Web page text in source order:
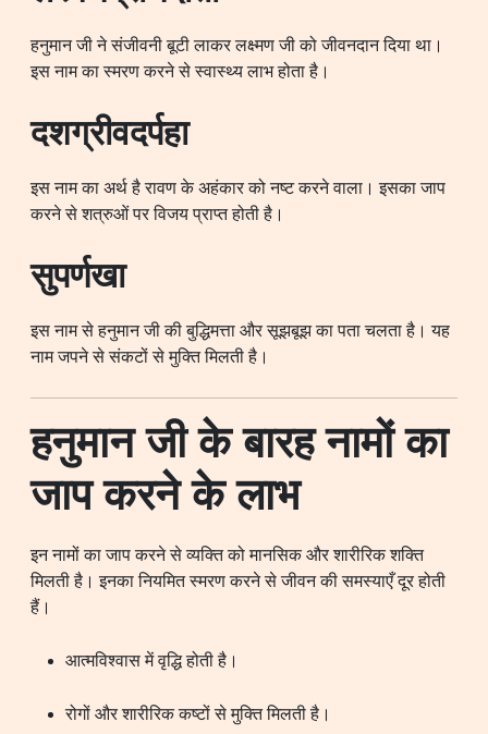
हनुमान जी ने संजीवनी बूटी लाकर लक्ष्मण जी को जीवनदान दिया था।
इस नाम का स्मरण करने से स्वास्थ्य लाभ होता है।
दशग्रीवदर्पहा
इस नाम का अर्थ है रावण के अहंकार को नष्ट करने वाला। इसका जाप
करने से शत्रुओं पर विजय प्राप्त होती है।
सुपर्णखा
इस नाम से हनुमान जी की बुद्धिमत्ता और सूझबूझ का पता चलता है। यह
नाम जपने से संकटों से मुक्ति मिलती है।
हनुमान जी के बारह नामों का
जाप करने के लाभ
इन नामों का जाप करने से व्यक्ति को मानसिक और शारीरिक शक्ति
मिलती है। इनका नियमित स्मरण करने से जीवन की समस्याएँ दूर होती
हैं।
आत्मविश्वास में वृद्धि होती है।
रोगों और शारीरिक कष्टों से मुक्ति मिलती है।